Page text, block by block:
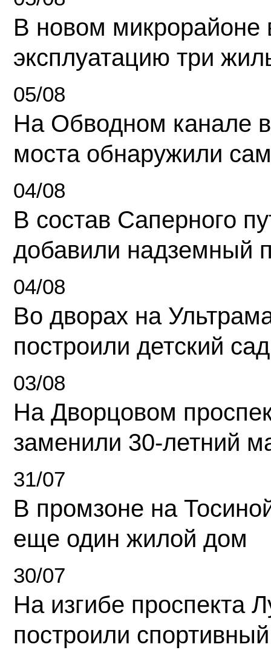
В новом микрорайоне
эксплуатацию три
05/08
На Обводном канале
моста обнаружили
04/08
В состав Саперного
добавили надземный
04/08
Во дворах на
построили детский сад
03/08
На Дворцовом
заменили 30-летний
31/07
В промзоне на
еще один жилой дом
30/07
На изгибе проспекта
построили